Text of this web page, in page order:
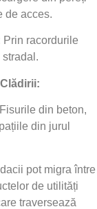
de acces.
Prin racordurile
Fisurile din beton,
din jurul
pot migra între
de utilități
traversează